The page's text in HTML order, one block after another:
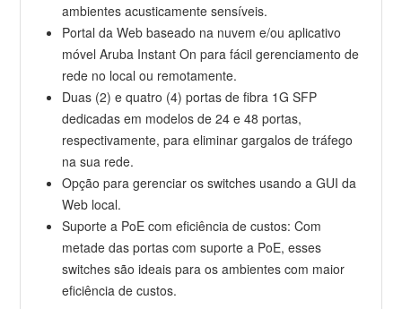
ambientes acusticamente sensíveis.
Portal da Web baseado na nuvem e/ou aplicativo
móvel Aruba Instant On para fácil gerenciamento de
rede no local ou remotamente.
Duas (2) e quatro (4) portas de fibra 1G SFP
dedicadas em modelos de 24 e 48 portas,
respectivamente, para eliminar gargalos de tráfego
na sua rede.
Opção para gerenciar os switches usando a GUI da
Web local.
Suporte a PoE com eficiência de custos: Com
metade das portas com suporte a PoE, esses
switches são ideais para os ambientes com maior
eficiência de custos.